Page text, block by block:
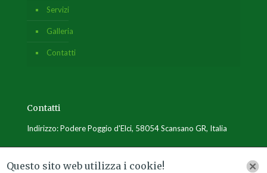
Servizi
Galleria
Contatti
Contatti
Indirizzo: Podere Poggio d'Elci, 58054 Scansano GR, Italia
Questo sito web utilizza i cookie!